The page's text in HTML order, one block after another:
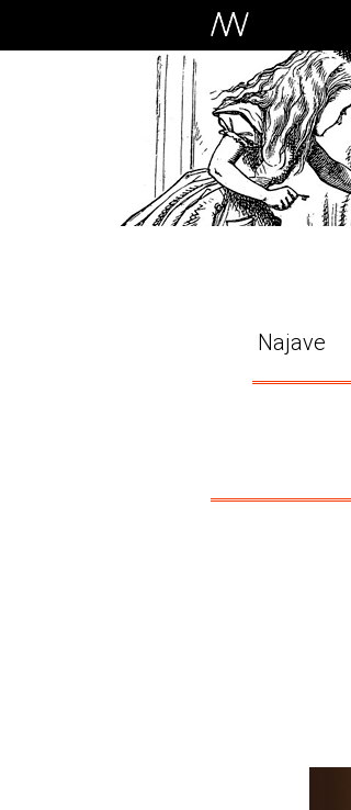
Najave